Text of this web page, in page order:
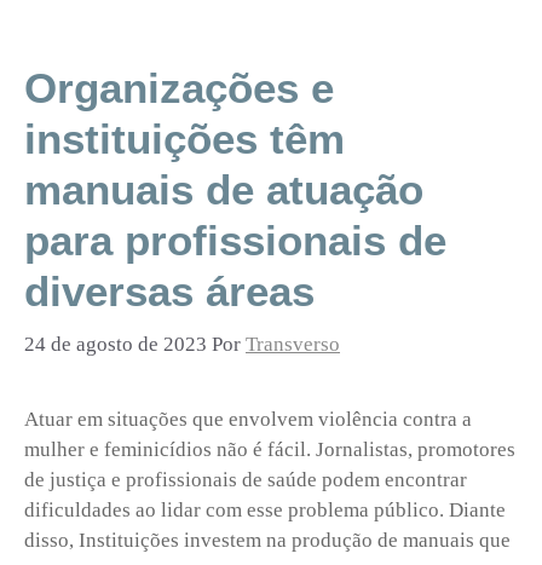
Organizações e
instituições têm
manuais de atuação
para profissionais de
diversas áreas
24 de agosto de 2023 Por Transverso
Atuar em situações que envolvem violência contra a
mulher e feminicídios não é fácil. Jornalistas, promotores
de justiça e profissionais de saúde podem encontrar
dificuldades ao lidar com esse problema público. Diante
disso, Instituições investem na produção de manuais que